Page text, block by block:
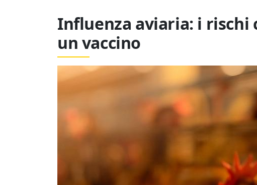
Influenza aviaria: i rischi
un vaccino